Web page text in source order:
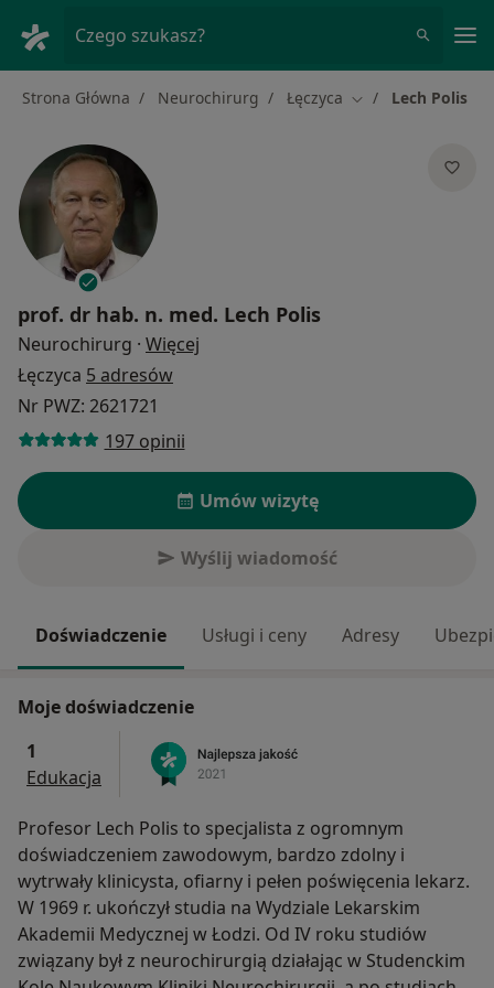
Czego szukasz?
Strona Główna Neurochirurg Łęczyca Zmień miasto
Lech Polis
prof. dr hab. n. med. Lech Polis
Neurochirurg · Więcej
Łęczyca 5 adresów
Nr PWZ: 2621721
197 opinii
Umów wizytę
Wyślij wiadomość
Doświadczenie Usługi i ceny Adresy
Moje doświadczenie
1
Edukacja
Profesor Lech Polis to specjalista z ogromnym
doświadczeniem zawodowym, bardzo zdolny i
wytrwały klinicysta, ofiarny i pełen poświęcenia lekarz.
W 1969 r. ukończył studia na Wydziale Lekarskim
Akademii Medycznej w Łodzi. Od IV roku studiów
związany był z neurochirurgią działając w Studenckim